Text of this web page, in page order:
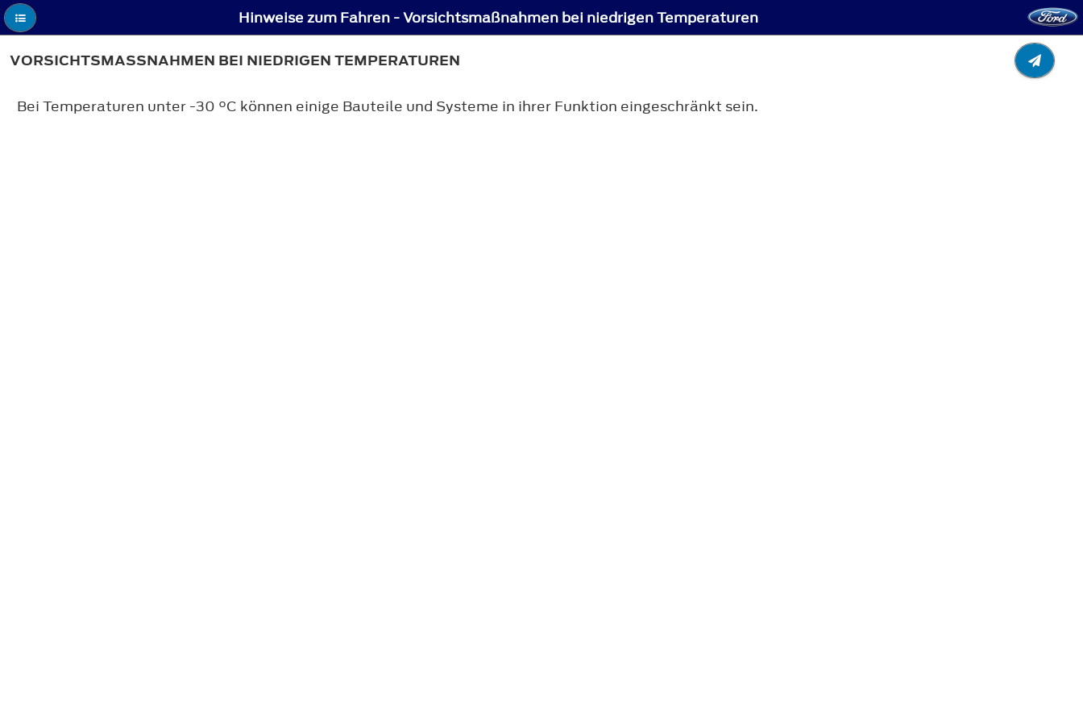
Hinweise zum Fahren - Vorsichtsmaßnahmen bei niedrigen Temperaturen
VORSICHTSMASSNAHMEN BEI NIEDRIGEN TEMPERATUREN
Bei Temperaturen unter -30 °C können einige Bauteile und Systeme in ihrer Funktion eingeschränkt sein.